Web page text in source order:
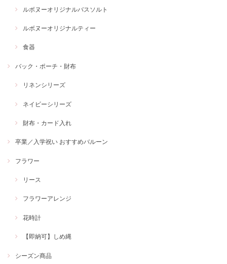
ルボヌーオリジナルバスソルト
ルボヌーオリジナルティー
食器
バック・ポーチ・財布
リネンシリーズ
ネイビーシリーズ
財布・カード入れ
卒業／入学祝い おすすめバルーン
フラワー
リース
フラワーアレンジ
花時計
【即納可】しめ縄
シーズン商品